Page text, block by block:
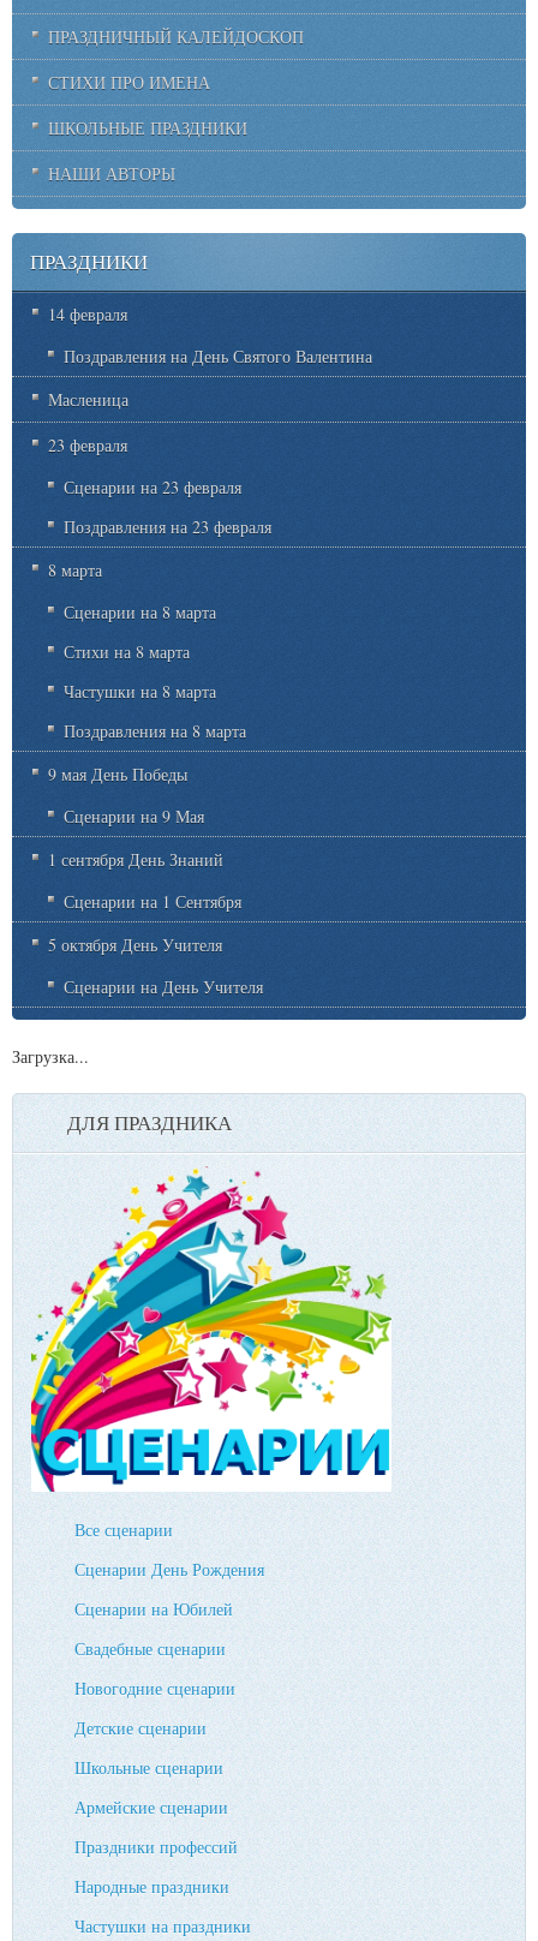
ПРАЗДНИЧНЫЙ КАЛЕЙДОСКОП
СТИХИ ПРО ИМЕНА
ШКОЛЬНЫЕ ПРАЗДНИКИ
НАШИ АВТОРЫ
ПРАЗДНИКИ
14 февраля
Поздравления на День Святого Валентина
Масленица
23 февраля
Сценарии на 23 февраля
Поздравления на 23 февраля
8 марта
Сценарии на 8 марта
Стихи на 8 марта
Частушки на 8 марта
Поздравления на 8 марта
9 мая День Победы
Сценарии на 9 Мая
1 сентября День Знаний
Сценарии на 1 Сентября
5 октября День Учителя
Сценарии на День Учителя
Загрузка...
ДЛЯ ПРАЗДНИКА
Все сценарии
Сценарии День Рождения
Сценарии на Юбилей
Свадебные сценарии
Новогодние сценарии
Детские сценарии
Школьные сценарии
Армейские сценарии
Праздники профессий
Народные праздники
Частушки на праздники